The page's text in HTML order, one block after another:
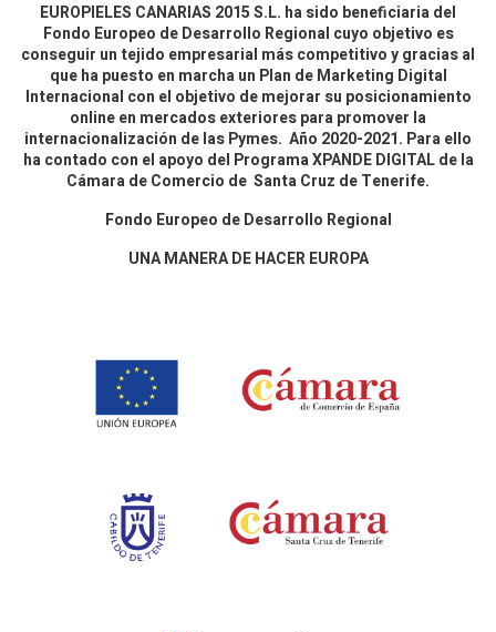
EUROPIELES CANARIAS 2015 S.L. ha sido beneficiaria del
Fondo Europeo de Desarrollo Regional cuyo objetivo es
conseguir un tejido empresarial más competitivo y gracias al
que ha puesto en marcha un Plan de Marketing Digital
Internacional con el objetivo de mejorar su posicionamiento
online en mercados exteriores para promover la
internacionalización de las Pymes. Año 2020-2021. Para ello
ha contado con el apoyo del Programa XPANDE DIGITAL de la
Cámara de Comercio de Santa Cruz de Tenerife.
Fondo Europeo de Desarrollo Regional
UNA MANERA DE HACER EUROPA